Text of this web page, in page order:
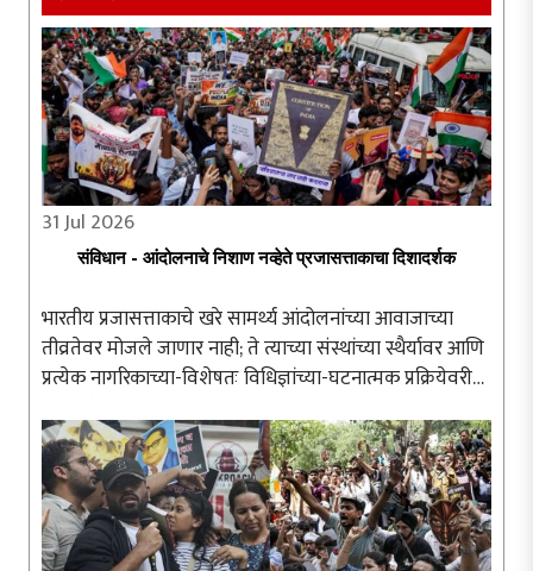
31 Jul 2026
संविधान - आंदोलनाचे निशाण नव्हेते प्रजासत्ताकाचा दिशादर्शक
भारतीय प्रजासत्ताकाचे खरे सामर्थ्य आंदोलनांच्या आवाजाच्या
तीव्रतेवर मोजले जाणार नाही; ते त्याच्या संस्थांच्या स्थैर्यावर आणि
प्रत्येक नागरिकाच्या-विशेषतः विधिज्ञांच्या-घटनात्मक प्रक्रियेवरील